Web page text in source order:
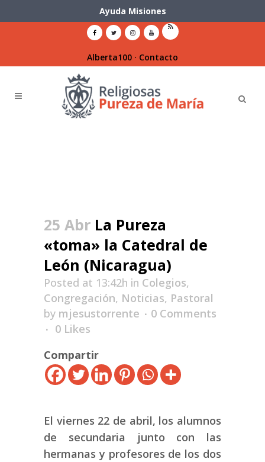
Ayuda Misiones
Alberta100 · Contacto
25 Abr La Pureza
«toma» la Catedral de
León (Nicaragua)
Posted at 13:42h in Colegios,
Congregación, Noticias, Pastoral
by mjesustorrente
0 Comments
0 Likes
Compartir
El viernes 22 de abril, los alumnos
de secundaria junto con las
hermanas y profesores de los dos